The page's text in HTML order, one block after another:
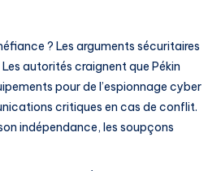
? Les arguments sécuritaires
autorités craignent que Pékin
pour de l’espionnage cyber
critiques en cas de conflit.
indépendance, les soupçons